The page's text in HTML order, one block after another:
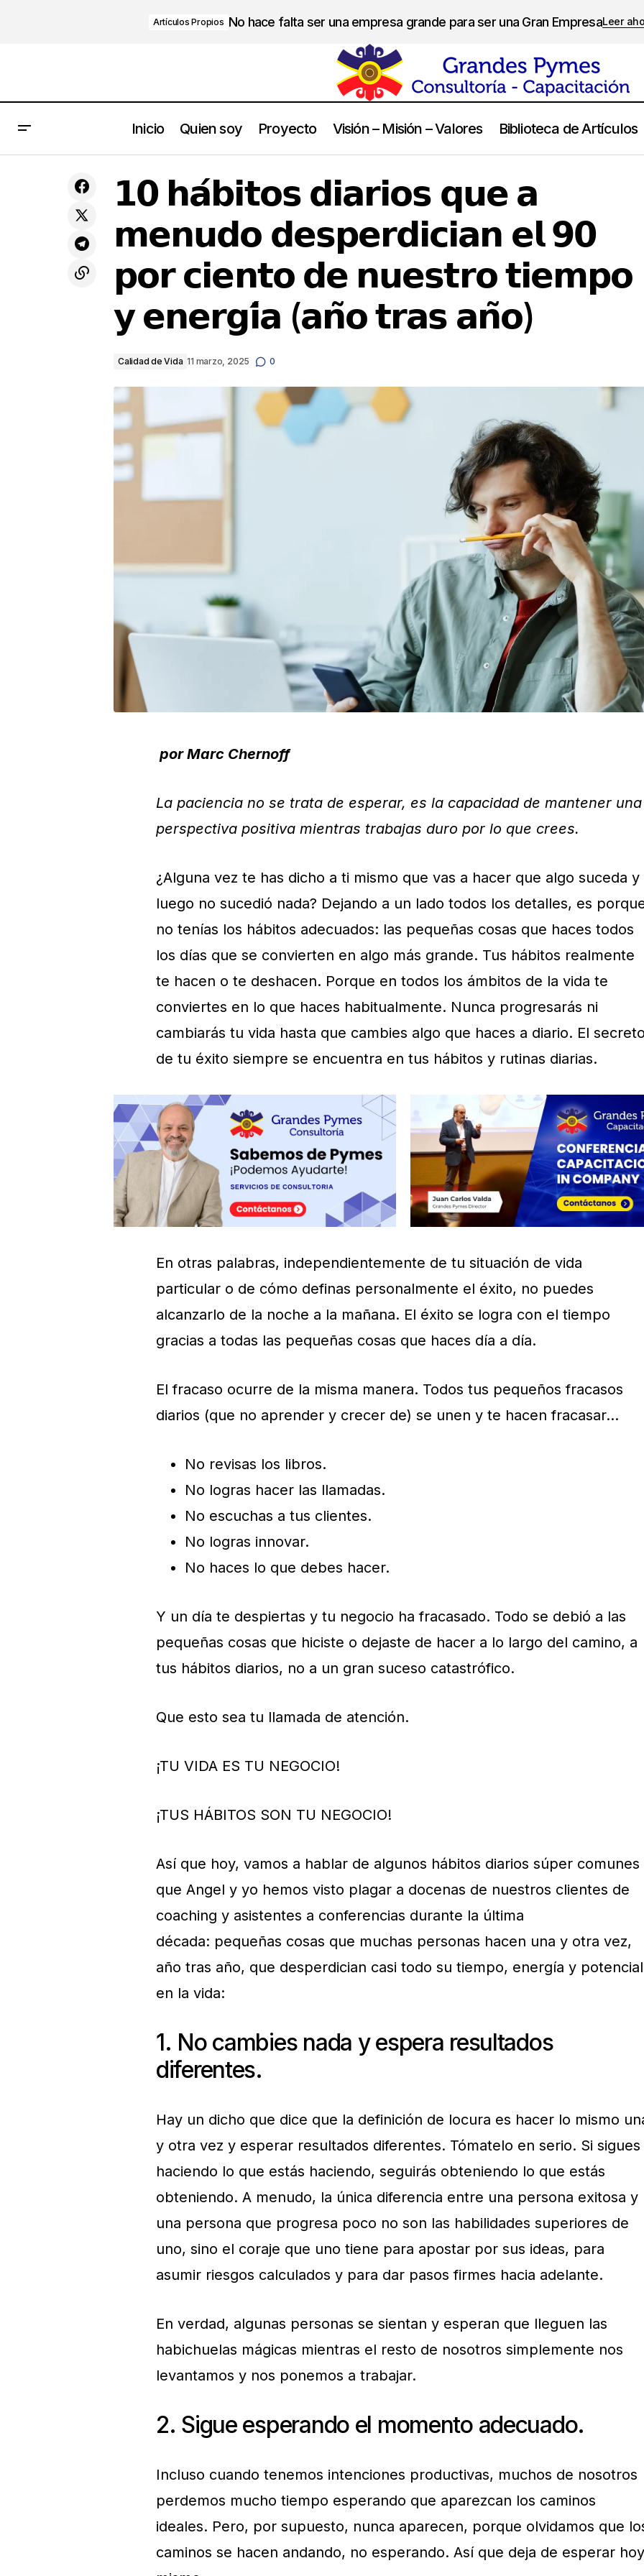
Artículos Propios No hace falta ser una empresa grande para ser una Gran EmpresaLeer
Inicio Quien soy Proyecto Visión – Misión – Valores Biblioteca de Artículos
𝗹𝗼𝘀 𝗲𝗺𝗽𝗿𝗲𝗻𝗱𝗲𝗱𝗼𝗿𝗲𝘀 𝗮 𝗮𝗳𝗿𝗼𝗻𝘁𝗮𝗿 𝗲𝗹
𝗳𝗿𝗮𝗰𝗮𝘀𝗼
Vida
𝘁𝗶𝗲𝗺𝗽𝗼 𝘆 𝗲𝗻𝗲𝗿𝗴𝗶́𝗮 (𝗮𝗻̃𝗼 𝘁𝗿𝗮𝘀 𝗮𝗻̃𝗼)
𝟭𝟬 𝗵𝗮́𝗯𝗶𝘁𝗼𝘀 𝗱𝗶𝗮𝗿𝗶𝗼𝘀 𝗾𝘂𝗲 𝗮
𝗺𝗲𝗻𝘂𝗱𝗼 𝗱𝗲𝘀𝗽𝗲𝗿𝗱𝗶𝗰𝗶𝗮𝗻 𝗲𝗹 𝟵𝟬
𝗽𝗼𝗿 𝗰𝗶𝗲𝗻𝘁𝗼 𝗱𝗲 𝗻𝘂𝗲𝘀𝘁𝗿𝗼 𝘁𝗶𝗲𝗺𝗽𝗼
𝘆 𝗲𝗻𝗲𝗿𝗴𝗶́𝗮 (𝗮𝗻̃𝗼 𝘁𝗿𝗮𝘀 𝗮𝗻̃𝗼)
Calidad de Vida 11 marzo, 2025 0
por Marc Chernoff
La paciencia no se trata de esperar, es la capacidad de mantener una
perspectiva positiva mientras trabajas duro por lo que crees.
¿Alguna vez te has dicho a ti mismo que vas a hacer que algo suceda y
luego no sucedió nada? Dejando a un lado todos los detalles, es
no tenías los hábitos adecuados: las pequeñas cosas que haces todos
los días que se convierten en algo más grande. Tus hábitos realmente
te hacen o te deshacen. Porque en todos los ámbitos de la vida te
conviertes en lo que haces habitualmente. Nunca progresarás ni
cambiarás tu vida hasta que cambies algo que haces a diario. El
de tu éxito siempre se encuentra en tus hábitos y rutinas diarias.
En otras palabras, independientemente de tu situación de vida
particular o de cómo definas personalmente el éxito, no puedes
alcanzarlo de la noche a la mañana. El éxito se logra con el tiempo
gracias a todas las pequeñas cosas que haces día a día.
El fracaso ocurre de la misma manera. Todos tus pequeños fracasos
diarios (que no aprender y crecer de) se unen y te hacen fracasar…
No revisas los libros.
No logras hacer las llamadas.
No escuchas a tus clientes.
No logras innovar.
No haces lo que debes hacer.
Y un día te despiertas y tu negocio ha fracasado. Todo se debió a las
pequeñas cosas que hiciste o dejaste de hacer a lo largo del camino, a
tus hábitos diarios, no a un gran suceso catastrófico.
Que esto sea tu llamada de atención.
¡TU VIDA ES TU NEGOCIO!
¡TUS HÁBITOS SON TU NEGOCIO!
Así que hoy, vamos a hablar de algunos hábitos diarios súper comunes
que Angel y yo hemos visto plagar a docenas de nuestros clientes de
coaching y asistentes a conferencias durante la última
década: pequeñas cosas que muchas personas hacen una y otra vez,
año tras año, que desperdician casi todo su tiempo, energía y potencial
en la vida:
1. No cambies nada y espera resultados
diferentes.
Hay un dicho que dice que la definición de locura es hacer lo mismo
y otra vez y esperar resultados diferentes. Tómatelo en serio. Si sigues
haciendo lo que estás haciendo, seguirás obteniendo lo que estás
obteniendo. A menudo, la única diferencia entre una persona exitosa y
una persona que progresa poco no son las habilidades superiores de
uno, sino el coraje que uno tiene para apostar por sus ideas, para
asumir riesgos calculados y para dar pasos firmes hacia adelante.
En verdad, algunas personas se sientan y esperan que lleguen las
habichuelas mágicas mientras el resto de nosotros simplemente nos
levantamos y nos ponemos a trabajar.
2. Sigue esperando el momento adecuado.
Incluso cuando tenemos intenciones productivas, muchos de nosotros
perdemos mucho tiempo esperando que aparezcan los caminos
ideales. Pero, por supuesto, nunca aparecen, porque olvidamos que
caminos se hacen andando, no esperando. Así que deja de esperar hoy